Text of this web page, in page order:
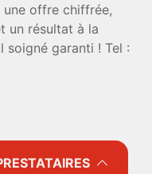
offre chiffrée,
un résultat à la
soigné garanti ! Tel :